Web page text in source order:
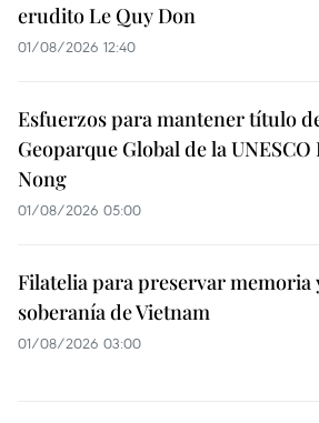
erudito Le Quy Don
01/08/2026 12:40
Esfuerzos para mantener título
Geoparque Global de la UNESCO
Nong
01/08/2026 05:00
Filatelia para preservar memoria
soberanía de Vietnam
01/08/2026 03:00